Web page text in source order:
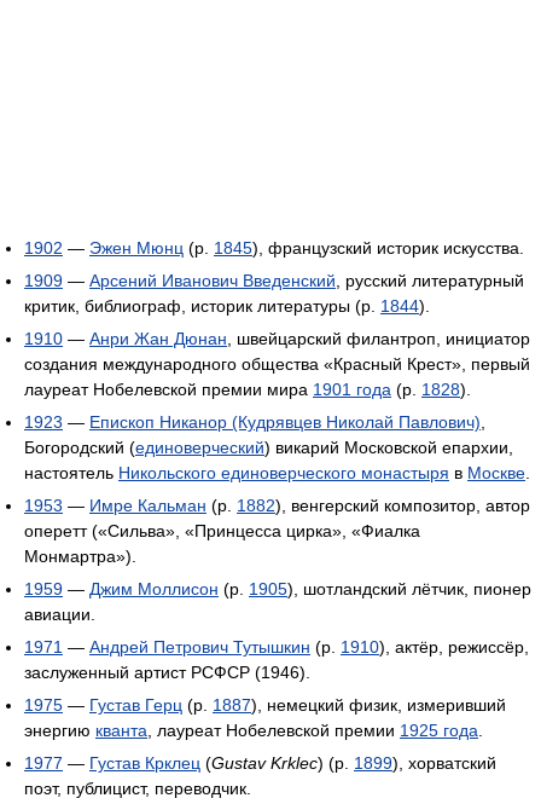
1902 — Эжен Мюнц (р. 1845), французский историк искусства.
1909 — Арсений Иванович Введенский, русский литературный
критик, библиограф, историк литературы (р. 1844).
1910 — Анри Жан Дюнан, швейцарский филантроп, инициатор
создания международного общества «Красный Крест», первый
лауреат Нобелевской премии мира 1901 года (р. 1828).
1923 — Епископ Никанор (Кудрявцев Николай Павлович),
Богородский (единоверческий) викарий Московской епархии,
настоятель Никольского единоверческого монастыря в Москве.
1953 — Имре Кальман (р. 1882), венгерский композитор, автор
оперетт («Сильва», «Принцесса цирка», «Фиалка
Монмартра»).
1959 — Джим Моллисон (р. 1905), шотландский лётчик, пионер
авиации.
1971 — Андрей Петрович Тутышкин (р. 1910), актёр, режиссёр,
заслуженный артист РСФСР (1946).
1975 — Густав Герц (р. 1887), немецкий физик, измеривший
энергию кванта, лауреат Нобелевской премии 1925 года.
1977 — Густав Крклец (Gustav Krklec) (р. 1899), хорватский
поэт, публицист, переводчик.